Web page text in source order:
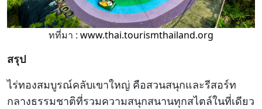
ทที่มา : www.thai.tourismthailand.org
สรุป
ไร่ทองสมบูรณ์คลับเขาใหญ่ คือสวนสนุกและรีสอร์ท
กลางธรรมชาติที่รวมความสนุกสนานทุกสไตล์ในที่เดียว